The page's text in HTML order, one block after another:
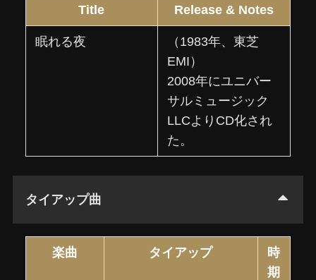
Title Release & Notes
眠れる夜
（1983年、東芝
EMI）
2008年にユニバー
サルミュージック
LLCよりCD化され
た。
タイアップ曲
楽曲 タイアップ
時
期